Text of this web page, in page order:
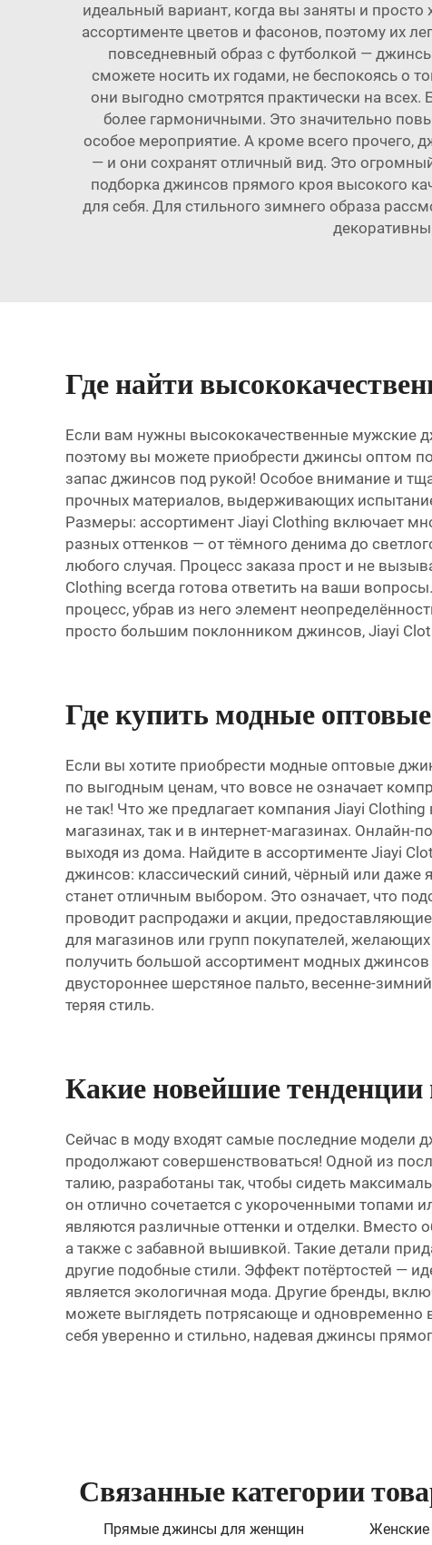
идеальный вариант, когда вы заняты и
ассортименте цветов и фасонов, поэтому их
повседневный образ с футболкой —
сможете носить их годами, не беспокоясь о
они выгодно смотрятся практически на
более гармоничными. Это значительно
особое мероприятие. А кроме всего прочего,
— и они сохранят отличный вид. Это
подборка джинсов прямого кроя высокого
для себя. Для стильного зимнего образа
Где найти
Если вам нужны высококачественные мужские
поэтому вы можете приобрести джинсы оптом по
запас джинсов под рукой! Особое внимание и
прочных материалов, выдерживающих
Размеры: ассортимент Jiayi Clothing включает
разных оттенков — от тёмного денима до
любого случая. Процесс заказа прост и не
Clothing всегда готова ответить на ваши
процесс, убрав из него элемент
просто большим поклонником джинсов, Jiayi
Где купить модные
Если вы хотите приобрести модные оптовые
по выгодным ценам, что вовсе не означает
не так! Что же предлагает компания Jiayi
магазинах, так и в интернет-магазинах.
выходя из дома. Найдите в ассортименте Jiayi
джинсов: классический синий, чёрный или даже
станет отличным выбором. Это означает, что
проводит распродажи и акции,
для магазинов или групп покупателей,
получить большой ассортимент модных
двустороннее шерстяное пальто, весенне-
теряя стиль.
Какие новейшие
Сейчас в моду входят самые последние
продолжают совершенствоваться! Одной из
талию, разработаны так, чтобы сидеть
он отлично сочетается с укороченными топами
являются различные оттенки и отделки.
а также с забавной вышивкой. Такие детали
другие подобные стили. Эффект потёртостей —
является экологичная мода. Другие бренды,
можете выглядеть потрясающе и одновременно
себя уверенно и стильно, надевая джинсы
Связанные категории
Прямые джинсы для женщин